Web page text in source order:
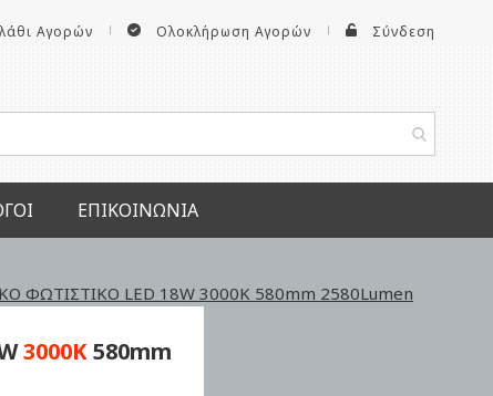
Αγορών Ολοκλήρωση Αγορών Σύνδεση
ΕΠΙΚΟΙΝΩΝΊΑ
ΦΩΤΙΣΤΙΚΟ LED 18W 3000K 580mm 2580Lumen
3000K580mm